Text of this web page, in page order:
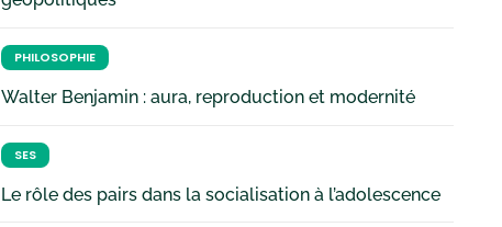
PHILOSOPHIE
Walter Benjamin : aura, reproduction et modernité
SES
Le rôle des pairs dans la socialisation à l’adolescence